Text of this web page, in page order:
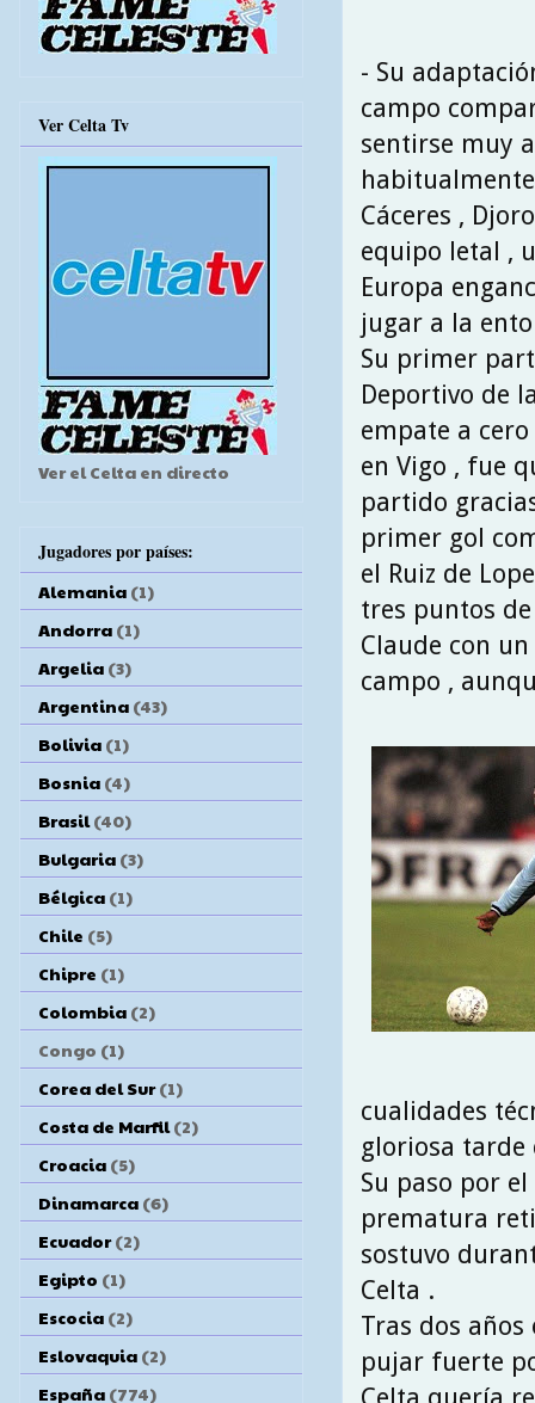
- Su
campo
sentirse muy
Cáceres ,
equipo letal ,
Europa
jugar a la
Su primer
Deportivo de
empate a
en Vigo , fue
partido
primer gol
el Ruiz de
tres puntos
Claude con
campo ,
cualidades
gloriosa
Su paso por
prematura
sostuvo
Celta .
Tras dos años
pujar fuerte
Ver Celta Tv
Ver el Celta en directo
Jugadores por países:
Alemania (1)
Andorra (1)
Argelia (3)
Argentina (43)
Bolivia (1)
Bosnia (4)
Brasil (40)
Bulgaria (3)
Bélgica (1)
Chile (5)
Chipre (1)
Colombia (2)
Congo (1)
Corea del Sur (1)
Costa de Marfil (2)
Croacia (5)
Dinamarca (6)
Ecuador (2)
Egipto (1)
Escocia (2)
Eslovaquia (2)
España (774)